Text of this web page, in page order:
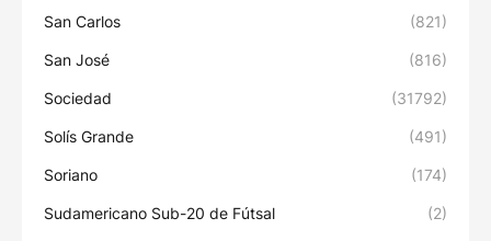
San Carlos (821)
San José (816)
Sociedad (31792)
Solís Grande (491)
Soriano (174)
Sudamericano Sub-20 de Fútsal (2)